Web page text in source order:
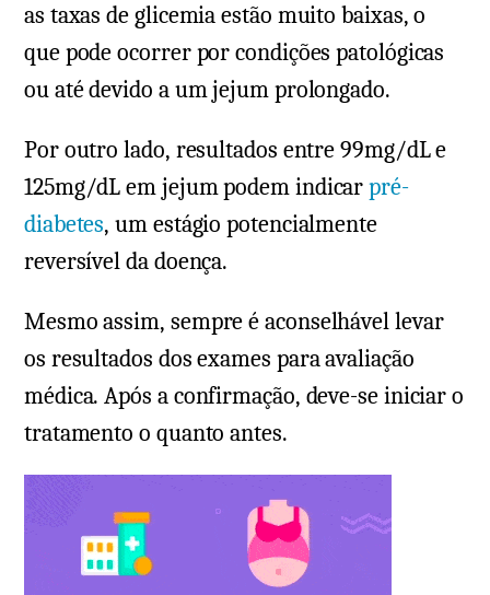
as taxas de glicemia estão muito baixas, o
que pode ocorrer por condições patológicas
ou até devido a um jejum prolongado.
Por outro lado, resultados entre 99mg/dL e
125mg/dL em jejum podem indicarpré-
diabetes, um estágio potencialmente
reversível da doença.
Mesmo assim, sempre é aconselhável levar
os resultados dos exames para avaliação
médica. Após a confirmação, deve-se iniciar o
tratamento o quanto antes.